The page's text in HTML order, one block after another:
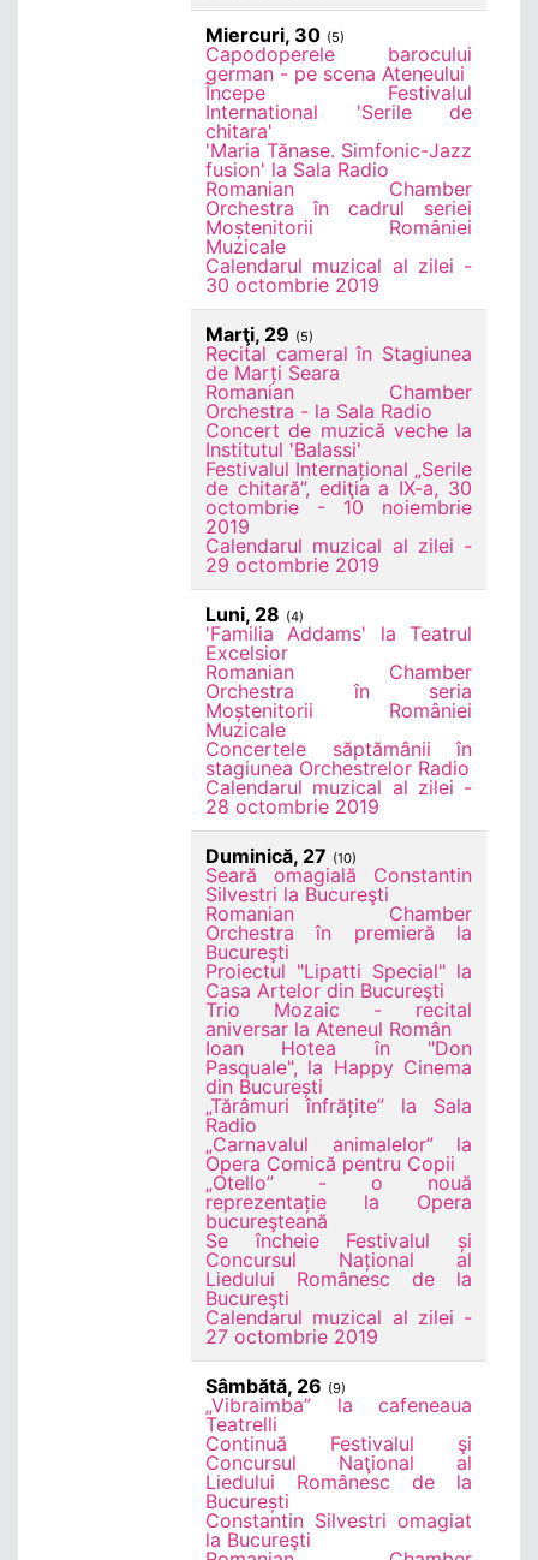
Miercuri, 30 (5)
Capodoperele barocului
german - pe scena Ateneului
Începe Festivalul
International 'Serile de
chitara'
'Maria Tănase. Simfonic-Jazz
fusion' la Sala Radio
Romanian Chamber
Orchestra în cadrul seriei
Moștenitorii României
Muzicale
Calendarul muzical al zilei -
30 octombrie 2019
Marţi, 29 (5)
Recital cameral în Stagiunea
de Marți Seara
Romanian Chamber
Orchestra - la Sala Radio
Concert de muzică veche la
Institutul 'Balassi'
Festivalul Internațional „Serile
de chitară”, ediţia a IX-a, 30
octombrie - 10 noiembrie
2019
Calendarul muzical al zilei -
29 octombrie 2019
Luni, 28 (4)
'Familia Addams' la Teatrul
Excelsior
Romanian Chamber
Orchestra în seria
Moștenitorii României
Muzicale
Concertele săptămânii în
stagiunea Orchestrelor Radio
Calendarul muzical al zilei -
28 octombrie 2019
Duminică, 27 (10)
Seară omagială Constantin
Silvestri la Bucureşti
Romanian Chamber
Orchestra în premieră la
Bucureşti
Proiectul "Lipatti Special" la
Casa Artelor din Bucureşti
Trio Mozaic - recital
aniversar la Ateneul Român
Ioan Hotea în "Don
Pasquale", la Happy Cinema
din București
„Tărâmuri înfrățite” la Sala
Radio
„Carnavalul animalelor” la
Opera Comică pentru Copii
„Otello” - o nouă
reprezentație la Opera
bucureşteană
Se încheie Festivalul și
Concursul Național al
Liedului Românesc de la
Bucureşti
Calendarul muzical al zilei -
27 octombrie 2019
Sâmbătă, 26 (9)
„Vibraimba” la cafeneaua
Teatrelli
Continuă Festivalul şi
Concursul Naţional al
Liedului Românesc de la
București
Constantin Silvestri omagiat
la Bucureşti